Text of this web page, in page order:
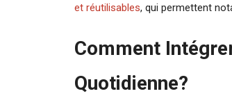
et réutilisables, qui permettent
Comment
Quotidienne?